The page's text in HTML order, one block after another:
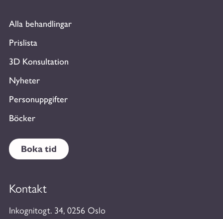
Alla behandlingar
Prislista
3D Konsultation
Nyheter
Personuppgifter
Böcker
Boka tid
Kontakt
Inkognitogt. 34, 0256 Oslo